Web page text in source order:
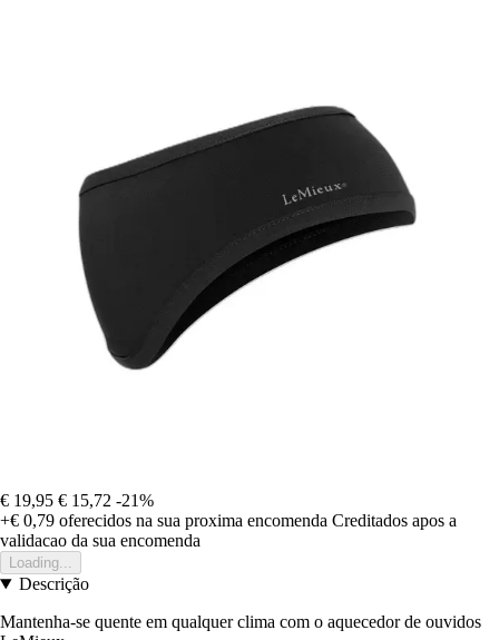
€ 19,95 € 15,72 -21%
+€ 0,79 oferecidos na sua proxima encomenda Creditados apos a
validacao da sua encomenda
Loading...
Descrição
Mantenha-se quente em qualquer clima com o aquecedor de ouvidos